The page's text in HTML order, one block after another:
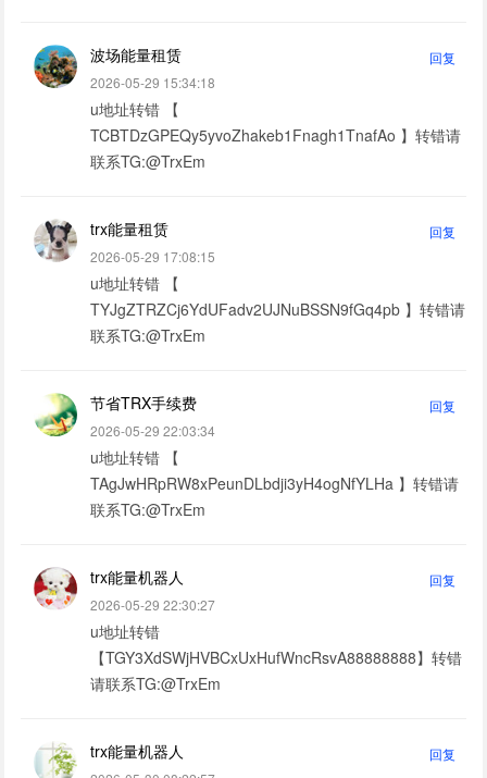
波场能量租赁
回复
2026-05-29 15:34:18
u地址转错 【
TCBTDzGPEQy5yvoZhakeb1Fnagh1TnafAo 】转错请
联系TG:@TrxEm
trx能量租赁
回复
2026-05-29 17:08:15
u地址转错 【
TYJgZTRZCj6YdUFadv2UJNuBSSN9fGq4pb 】转错请
联系TG:@TrxEm
节省TRX手续费
回复
2026-05-29 22:03:34
u地址转错 【
TAgJwHRpRW8xPeunDLbdji3yH4ogNfYLHa 】转错请
联系TG:@TrxEm
trx能量机器人
回复
2026-05-29 22:30:27
u地址转错
【TGY3XdSWjHVBCxUxHufWncRsvA88888888】转错
请联系TG:@TrxEm
trx能量机器人
回复